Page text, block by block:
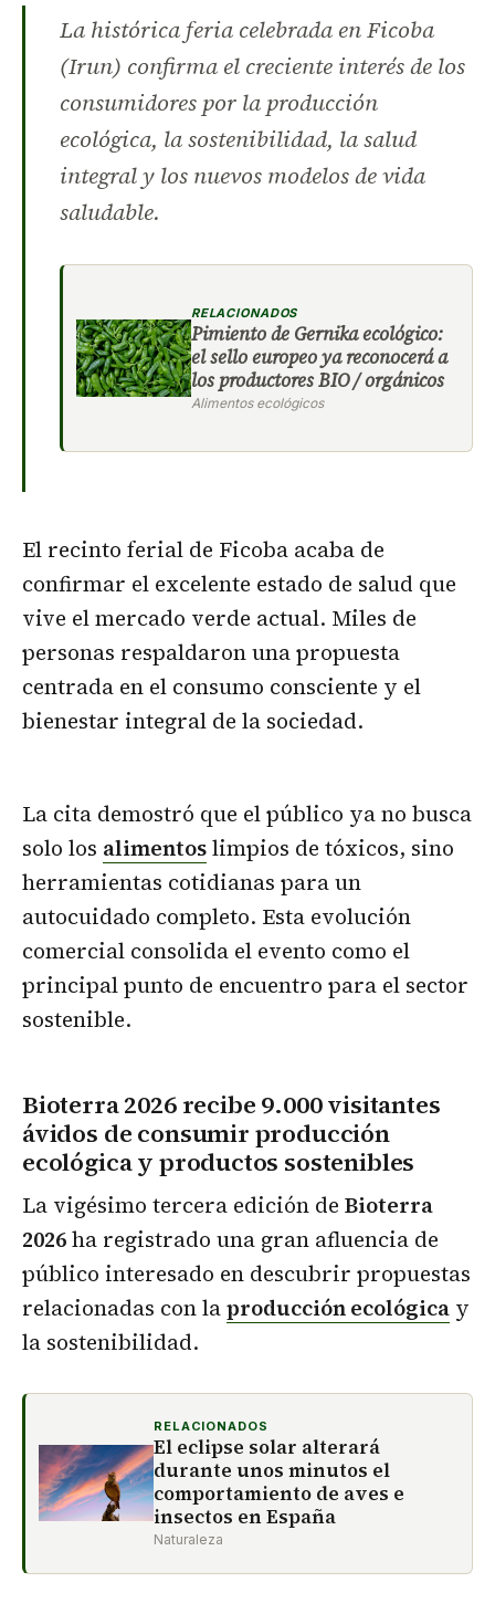
La histórica feria celebrada en Ficoba
(Irun) confirma el creciente interés de los
consumidores por la producción
ecológica, la sostenibilidad, la salud
integral y los nuevos modelos de vida
saludable.
RELACIONADOS
Pimiento de Gernika ecológico:
el sello europeo ya reconocerá a
los productores BIO / orgánicos
Alimentos ecológicos
El recinto ferial de Ficoba acaba de
confirmar el excelente estado de salud que
vive el mercado verde actual. Miles de
personas respaldaron una propuesta
centrada en el consumo consciente y el
bienestar integral de la sociedad.
La cita demostró que el público ya no busca
solo los alimentoslimpios de tóxicos, sino
herramientas cotidianas para un
autocuidado completo. Esta evolución
comercial consolida el evento como el
principal punto de encuentro para el sector
sostenible.
Bioterra 2026 recibe 9.000 visitantes
ávidos de consumir producción
ecológica y productos sostenibles
La vigésimo tercera edición de Bioterra
2026ha registrado una gran afluencia de
público interesado en descubrir propuestas
relacionadas con laproducción ecológica y
la sostenibilidad.
RELACIONADOS
El eclipse solar alterará
durante unos minutos el
comportamiento de aves e
insectos en España
Naturaleza